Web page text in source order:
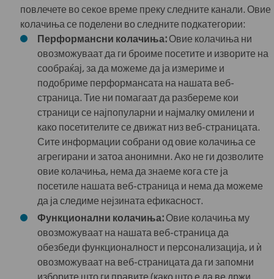
повлечете во секое време преку следните канали. Овие
колачиња се поделени во следните подкатегории:
Перформансни колачиња:Овие колачиња ни
овозможуваат да ги броиме посетите и изворите на
сообраќај, за да можеме да ја измериме и
подобриме перформансата на нашата веб-
страница. Тие ни помагаат да разбереме кои
страници се најпопуларни и најмалку омилени и
како посетителите се движат низ веб-страницата.
Сите информации собрани од овие колачиња се
агрегирани и затоа анонимни. Ако не ги дозволите
овие колачиња, нема да знаеме кога сте ја
посетиле нашата веб-страница и нема да можеме
да ја следиме нејзината ефикасност.
Функционални колачиња:Овие колачиња му
овозможуваат на нашата веб-страница да
обезбеди функционалност и персонализација, и ѝ
овозможуваат на веб-страницата да ги запомни
изборите што ги правите (како што е да ве држи